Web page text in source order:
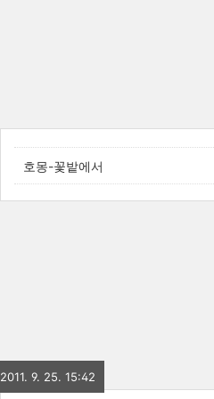
호몽-꽃밭에서
2011. 9. 25. 15:42